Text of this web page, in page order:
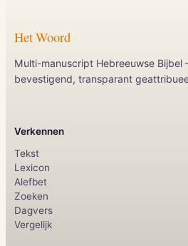
Het Woord
Multi-manuscript Hebreeuwse
bevestigend, transparant
Verkennen
Tekst
Lexicon
Alefbet
Zoeken
Dagvers
Vergelijk